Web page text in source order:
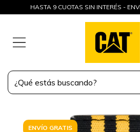
HASTA 9 CUOTAS SIN INTERÉS -
ENVÍO GRATIS